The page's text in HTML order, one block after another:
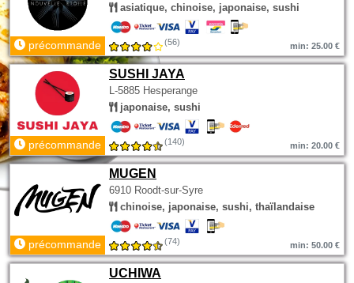
asiatique, chinoise, japonaise, sushi
précommande (56) min: 25.00 €
SUSHI JAYA
L-5885 Hesperange
japonaise, sushi
précommande (140) min: 20.00 €
MUGEN
6910 Roodt-sur-Syre
chinoise, japonaise, sushi, thaïlandaise
précommande (74) min: 50.00 €
UCHIWA